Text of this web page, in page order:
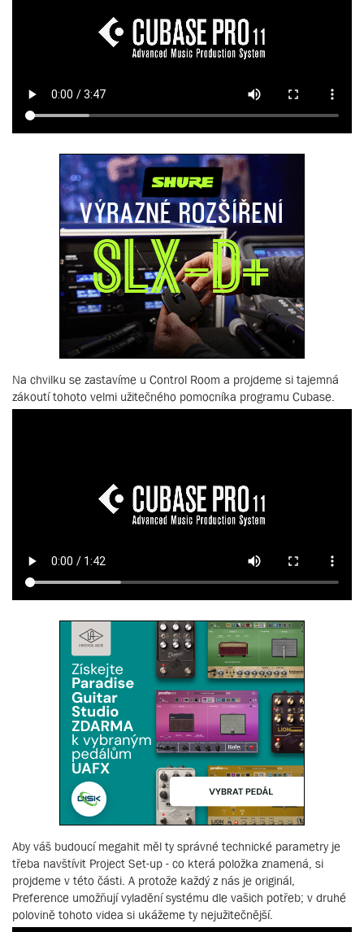
Na chvilku se zastavíme u Control Room a projdeme si tajemná
zákoutí tohoto velmi užitečného pomocníka programu Cubase.
Aby váš budoucí megahit měl ty správné technické parametry je
třeba navštívit Project Set-up - co která položka znamená, si
projdeme v této části. A protože každý z nás je originál,
Preference umožňují vyladění systému dle vašich potřeb; v druhé
polovině tohoto videa si ukážeme ty nejužitečnější.